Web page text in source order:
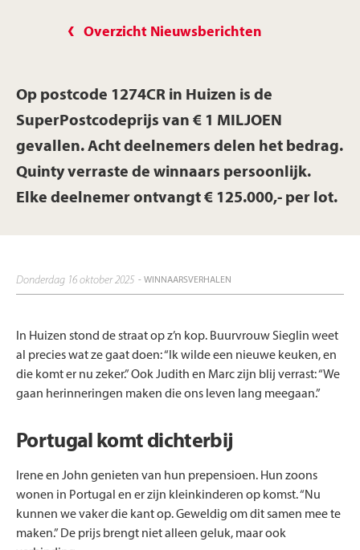
Overzicht Nieuwsberichten
Op postcode 1274CR in Huizen is de
SuperPostcodeprijs van € 1 MILJOEN
gevallen. Acht deelnemers delen het bedrag.
Quinty verraste de winnaars persoonlijk.
Elke deelnemer ontvangt € 125.000,- per lot.
donderdag 16 oktober 2025 - WINNAARSVERHALEN
In Huizen stond de straat op z’n kop. Buurvrouw Sieglin weet
al precies wat ze gaat doen: “Ik wilde een nieuwe keuken, en
die komt er nu zeker.” Ook Judith en Marc zijn blij verrast: “We
gaan herinneringen maken die ons leven lang meegaan.”
Portugal komt dichterbij
Irene en John genieten van hun prepensioen. Hun zoons
wonen in Portugal en er zijn kleinkinderen op komst. “Nu
kunnen we vaker die kant op. Geweldig om dit samen mee te
maken.” De prijs brengt niet alleen geluk, maar ook